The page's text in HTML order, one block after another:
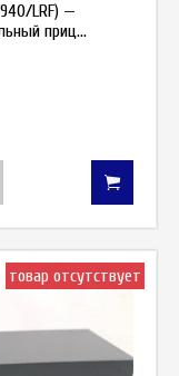
LRF) —
приц...
товар отсутствует